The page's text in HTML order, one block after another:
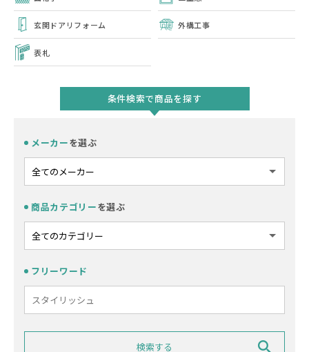
玄関ドアリフォーム 外構工事
表札
条件検索で商品を探す
メーカーを選ぶ
商品カテゴリーを選ぶ
フリーワード